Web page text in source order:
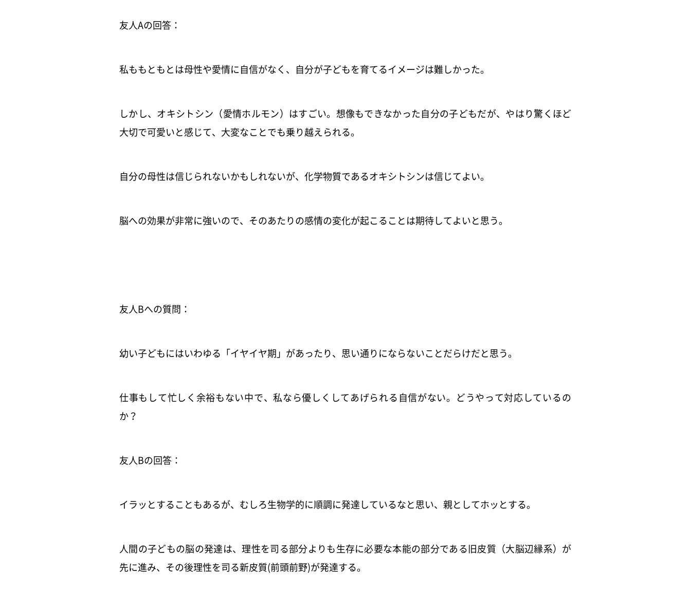
友人Aの回答：
私ももともとは母性や愛情に自信がなく、 自分が子どもを育てるイメージは難しかった。
しかし、オキシトシン（愛情ホルモン）はすごい。 想像もできなかった自分の子どもだが、 やはり驚くほど
大切で可愛いと感じて、 大変なことでも乗り越えられる。
自分の母性は信じられないかもしれないが、 化学物質であるオキシトシンは信じてよい。
脳への効果が非常に強いので、 そのあたりの感情の変化が起こることは期待してよいと思う。
友人Bへの質問：
幼い子どもにはいわゆる「イヤイヤ期」があったり、 思い通りにならないことだらけだと思う。
仕事もして忙しく余裕もない中で、私なら優しくしてあげられる自信がない。 どうやって対応しているの
か？
友人Bの回答：
イラッとすることもあるが、 むしろ生物学的に順調に発達しているなと思い、 親としてホッとする。
人間の子どもの脳の発達は、理性を司る部分よりも生存に必要な本能の部分である旧皮質（大脳辺縁系）が
先に進み、その後理性を司る新皮質(前頭前野)が発達する。